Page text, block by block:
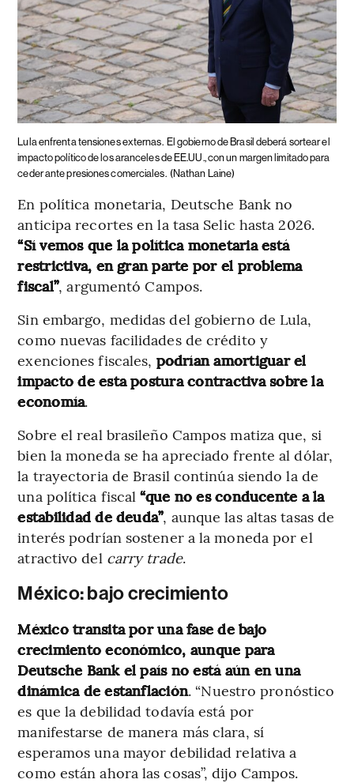
Lula enfrenta tensiones externas. El gobierno de Brasil deberá sortear el
impacto político de los aranceles de EE.UU., con un margen limitado para
ceder ante presiones comerciales. (Nathan Laine)
En política monetaria, Deutsche Bank no
anticipa recortes en la tasa Selic hasta 2026.
“Sí vemos que la política monetaria está
restrictiva, en gran parte por el problema
fiscal”, argumentó Campos.
Sin embargo, medidas del gobierno de Lula,
como nuevas facilidades de crédito y
exenciones fiscales, podrían amortiguar el
impacto de esta postura contractiva sobre la
economía.
Sobre el real brasileño Campos matiza que, si
bien la moneda se ha apreciado frente al dólar,
la trayectoria de Brasil continúa siendo la de
una política fiscal“que no es conducente a la
estabilidad de deuda”, aunque las altas tasas de
interés podrían sostener a la moneda por el
atractivo del carry trade.
México: bajo crecimiento
México transita por una fase de bajo
crecimiento económico, aunque para
Deutsche Bank el país no está aún en una
dinámica de estanflación. “Nuestro pronóstico
es que la debilidad todavía está por
manifestarse de manera más clara, sí
esperamos una mayor debilidad relativa a
como están ahora las cosas”, dijo Campos.